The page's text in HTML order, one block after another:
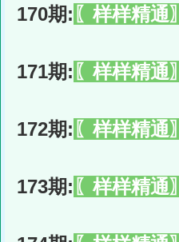
170期: 〖样样精通〗
171期: 〖样样精通〗
172期: 〖样样精通〗
173期: 〖样样精通〗